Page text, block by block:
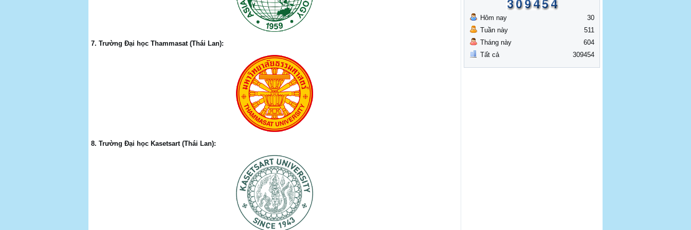
7. Trường Đại học Thammasat (Thái Lan):
8. Trường Đại học Kasetsart (Thái Lan):
Hôm nay
Tuần này
Tháng này
Tất cả
30
511
604
309454